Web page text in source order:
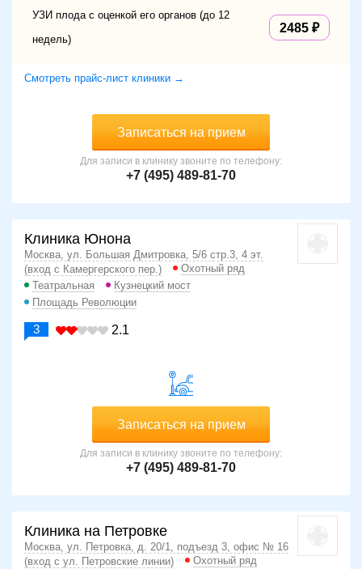
УЗИ плода с оценкой его органов (до 12
недель)
2485
Смотреть прайс-лист клиники →
Записаться на прием
Для записи в клинику звоните по телефону:
+7 (495) 489-81-70
Клиника Юнона
Москва, ул. Большая Дмитровка, 5/6 стр.3, 4 эт.
(вход с Камергерского пер.)
Охотный ряд
Театральная
Кузнецкий мост
Площадь Революции
3 2.1
Записаться на прием
Для записи в клинику звоните по телефону:
+7 (495) 489-81-70
Клиника на Петровке
Москва, ул. Петровка, д. 20/1, подъезд 3, офис № 16
(вход с ул. Петровские линии)
Охотный ряд